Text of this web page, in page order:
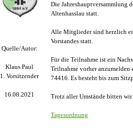
Quelle/Autor:
Klaus Paul
1. Vorsitzender
16.08.2021
Die Jahreshauptversammlung
Altenhasslau statt.
Alle Mitglieder sind herzlich
Vorstandes statt.
Für die Teilnahme ist ein
Teilnahme vorher
74416. Es besteht bis zum
Trotz aller Umstände bitten
Tagesordnung